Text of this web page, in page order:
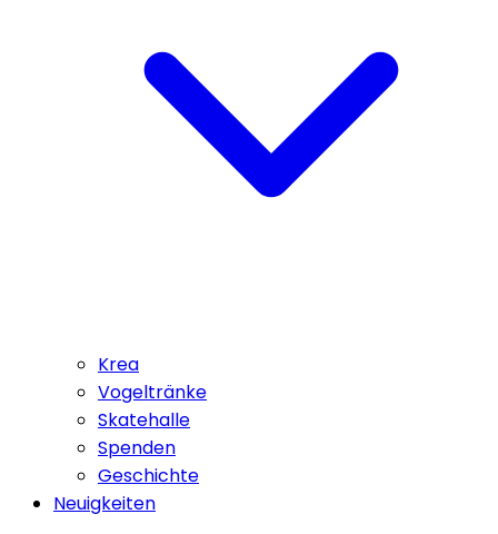
Krea
Vogeltränke
Skatehalle
Spenden
Geschichte
Neuigkeiten